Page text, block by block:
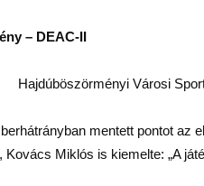
– DEAC-II
Városi
mentett pontot az
Kovács Miklós is kiemelte: „A